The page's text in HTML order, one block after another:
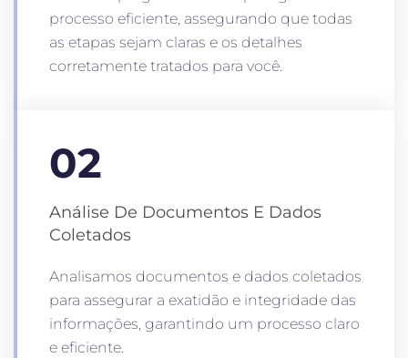
processo eficiente, assegurando que todas
as etapas sejam claras e os detalhes
corretamente tratados para você.
02
Análise De Documentos E Dados
Coletados
Analisamos documentos e dados coletados
para assegurar a exatidão e integridade das
informações, garantindo um processo claro
e eficiente.